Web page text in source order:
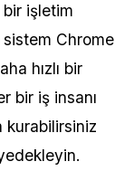
işletim
sistem Chrome
hızlı bir
bir iş insanı
kurabilirsiniz